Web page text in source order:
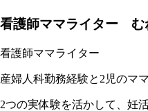
看護師ママライター む
看護師ママライター
産婦人科勤務経験と2児のママ
2つの実体験を活かして、妊